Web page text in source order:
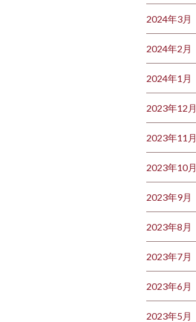
2024年3月
2024年2月
2024年1月
2023年12月
2023年11月
2023年10月
2023年9月
2023年8月
2023年7月
2023年6月
2023年5月